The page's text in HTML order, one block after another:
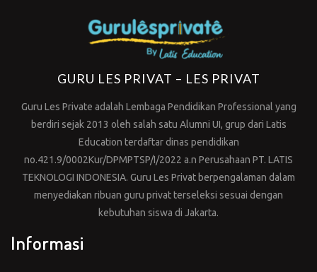
GURU LES PRIVAT – LES PRIVAT
Guru Les Private adalah Lembaga Pendidikan Professional yang
berdiri sejak 2013 oleh salah satu Alumni UI, grup dari Latis
Education terdaftar dinas pendidikan
no.421.9/0002Kur/DPMPTSP/I/2022 a.n Perusahaan PT. LATIS
TEKNOLOGI INDONESIA. Guru Les Privat berpengalaman dalam
menyediakan ribuan guru privat terseleksi sesuai dengan
kebutuhan siswa di Jakarta.
Informasi